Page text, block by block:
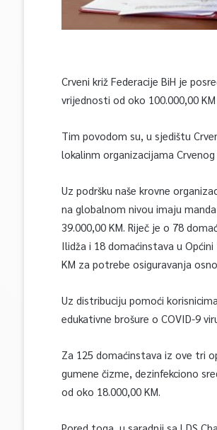
Crveni križ Federacije BiH je
vrijednosti od oko 100.000,00
Tim povodom su, u sjedištu
lokalinm organizacijama
Uz podršku naše krovne
na globalnom nivou imaju
39.000,00 KM. Riječ je o 78
Ilidža i 18 domaćinstava u
KM za potrebe osiguravanja
Uz distribuciju pomoći
edukativne brošure o COVID-9
Za 125 domaćinstava iz ove tri
gumene čizme, dezinfekciono
od oko 18.000,00 KM.